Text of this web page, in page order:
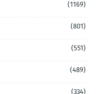
(1169)
(801)
(551)
(489)
(334)